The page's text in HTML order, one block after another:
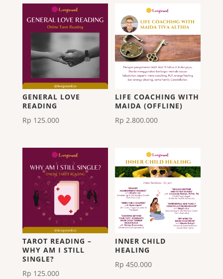
GENERAL LOVE
READING
Rp 125.000
LIFE COACHING WITH
MAIDA (OFFLINE)
Rp 2.800.000
TAROT READING –
WHY AM I STILL
SINGLE?
Rp 125.000
INNER CHILD
HEALING
Rp 450.000